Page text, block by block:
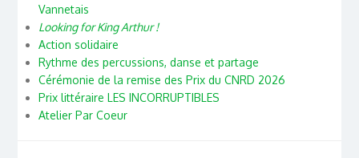
Vannetais
Looking for King Arthur !
Action solidaire
Rythme des percussions, danse et partage
Cérémonie de la remise des Prix du CNRD 2026
Prix littéraire LES INCORRUPTIBLES
Atelier Par Coeur